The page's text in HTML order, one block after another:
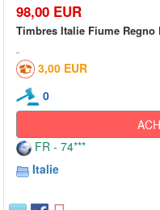
98,00 EUR
Timbres Italie Fiume Regno
3,00 EUR
0
FR - 74***
Italie